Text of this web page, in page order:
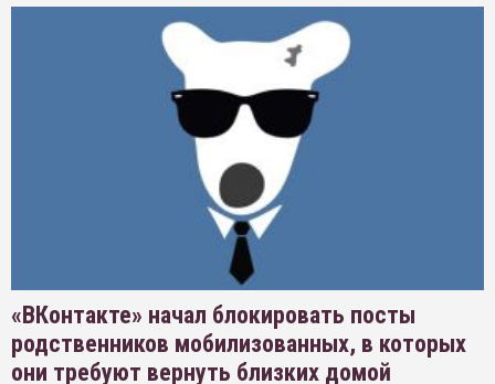
«ВКонтакте» начал блокировать посты
родственников мобилизованных, в которых
они требуют вернуть близких домой